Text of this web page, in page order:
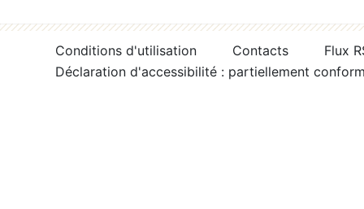
Conditions d'utilisation Contacts
Flux
Déclaration d'accessibilité : partiellement